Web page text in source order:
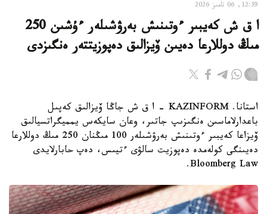
12:39, 06 تامىز 2026
ا ق ش كەيبىر ءوتىنىش بەرۋشىلەر ءۇشىن 250
مىڭ دوللارعا دەيىن ۆيزالىق دەپوزيتتەر ەنگىزدى
استانا. KAZINFORM – ا ق ش جاڭا ۆيزالىق كەپىل
باعدارلاماسىن ەنگىزىپ جاتىر، وعان سايكەس يمميگراتسيالىق
ۆيزاعا كەيبىر ءوتىنىش بەرۋشىلەر 100 مىڭنان 250 مىڭ دوللارعا
دەيىنگى كولەمدە دەپوزيت سالۋى ءتيىس، دەپ حابارلايدى
Bloomberg Law.